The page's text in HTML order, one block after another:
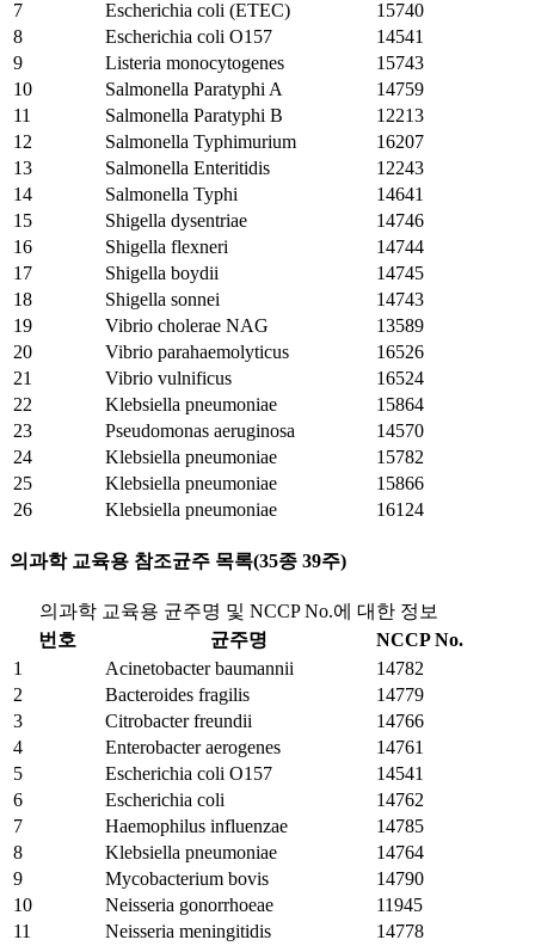
7 Escherichia coli (ETEC)
15740
8
Escherichia coli O157
14541
9
Listeria monocytogenes
15743
10
Salmonella Paratyphi A
14759
11
Salmonella Paratyphi B
12213
12
Salmonella Typhimurium
16207
13
Salmonella Enteritidis
12243
14
Salmonella Typhi
14641
15
Shigella dysentriae
14746
16
Shigella flexneri
14744
17
Shigella boydii
14745
18
Shigella sonnei
14743
19
Vibrio cholerae NAG
13589
20
Vibrio parahaemolyticus
16526
21
Vibrio vulnificus
16524
22
Klebsiella pneumoniae
15864
23
Pseudomonas aeruginosa
14570
24
Klebsiella pneumoniae
15782
25
Klebsiella pneumoniae
15866
26
Klebsiella pneumoniae 16124
의과학 교육용 참조균주 목록(35종 39주)
의과학 교육용 균주명 및 NCCP No.에 대한 정보
번호
균주명
NCCP No.
1
Acinetobacter baumannii
14782
2
Bacteroides fragilis
14779
3
Citrobacter freundii
14766
4
Enterobacter aerogenes
14761
5
Escherichia coli O157
14541
6
Escherichia coli
14762
7
Haemophilus influenzae
14785
8
Klebsiella pneumoniae
14764
9
Mycobacterium bovis
14790
10
Neisseria gonorrhoeae
11945
11
Neisseria meningitidis
14778